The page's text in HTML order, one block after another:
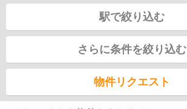
駅で絞り込む
さらに条件を絞り込む
物件リクエスト